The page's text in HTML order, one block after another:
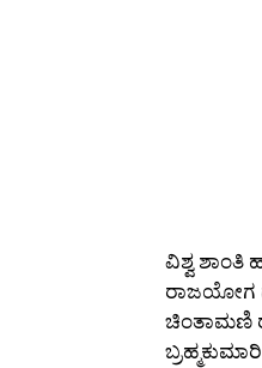
ವಿಶ್ವ ಶಾಂತಿ
ರಾಜಯೋಗ
ಚಿಂತಾಮಣಿ